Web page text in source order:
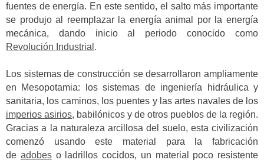
fuentes de energía. En este sentido, el salto más importante
se produjo al reemplazar la energía animal por la energía
mecánica, dando inicio al periodo conocido como
Revolución Industrial .
Los sistemas de construcción se desarrollaron ampliamente
en Mesopotamia: los sistemas de ingeniería hidráulica y
sanitaria, los caminos, los puentes y las artes navales de los
imperios asirios, babilónicos y de otros pueblos de la región.
Gracias a la naturaleza arcillosa del suelo, esta civilización
comenzó usando este material para la fabricación
de adobeso ladrillos cocidos, un material poco resistente